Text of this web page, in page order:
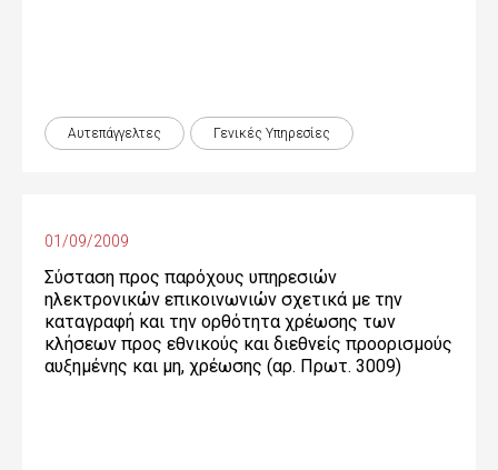
Αυτεπάγγελτες Γενικές Yπηρεσίες
01/09/2009
Σύσταση προς παρόχους υπηρεσιών
ηλεκτρονικών επικοινωνιών σχετικά με την
καταγραφή και την ορθότητα χρέωσης των
κλήσεων προς εθνικούς και διεθνείς προορισμούς
αυξημένης και μη, χρέωσης (αρ. Πρωτ. 3009)